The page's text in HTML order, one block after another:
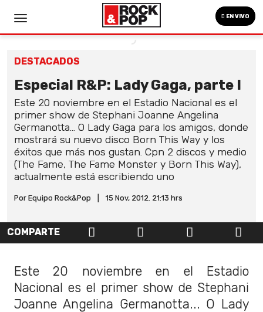
EN VIVO
DESTACADOS
Especial R&P: Lady Gaga, parte I
Este 20 noviembre en el Estadio Nacional es el
primer show de Stephani Joanne Angelina
Germanotta... O Lady Gaga para los amigos, donde
mostrará su nuevo disco Born This Way y los
éxitos que más nos gustan. Cpn 2 discos y medio
(The Fame, The Fame Monster y Born This Way),
actualmente está escribiendo uno
Por Equipo Rock&Pop 15 Nov, 2012. 21:13 hrs
COMPARTE
Este 20 noviembre en el Estadio
Nacional es el primer show de Stephani
Joanne Angelina Germanotta... O Lady